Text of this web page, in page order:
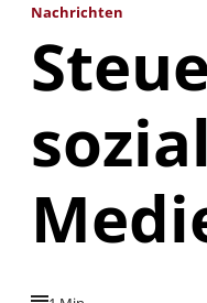
Nachrichten